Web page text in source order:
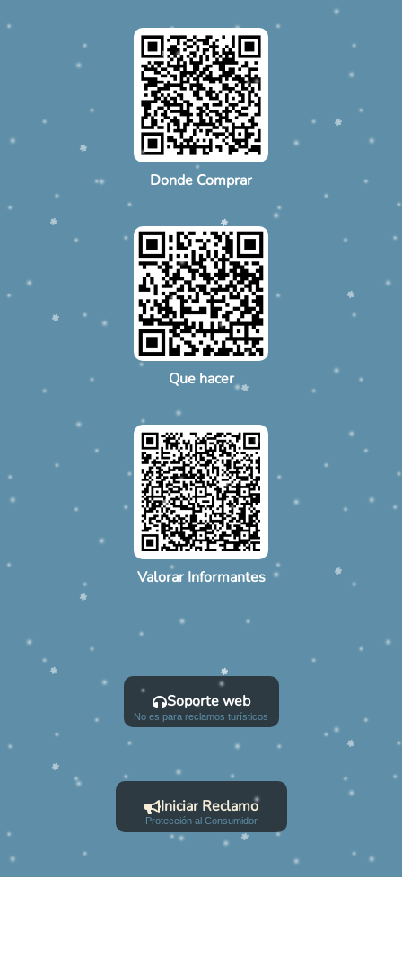
Donde Comprar
Que hacer
Valorar Informantes
Soporte web
No es para reclamos turísticos
Iniciar Reclamo
Protección al Consumidor